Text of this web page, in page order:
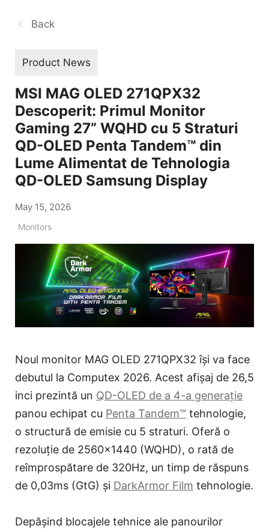
Back
Product News
MSI MAG OLED 271QPX32
Descoperit: Primul Monitor
Gaming 27” WQHD cu 5 Straturi
QD-OLED Penta Tandem™ din
Lume Alimentat de Tehnologia
QD-OLED Samsung Display
May 15, 2026
Monitors
Noul monitor MAG OLED 271QPX32 își va face
debutul la Computex 2026. Acest afișaj de 26,5
inci prezintă un QD-OLED de a 4-a generație
panou echipat cu Penta Tandem™ tehnologie,
o structură de emisie cu 5 straturi. Oferă o
rezoluție de 2560x1440 (WQHD), o rată de
reîmprospătare de 320Hz, un timp de răspuns
de 0,03ms (GtG) și DarkArmor Film tehnologie.
Depășind blocajele tehnice ale panourilor